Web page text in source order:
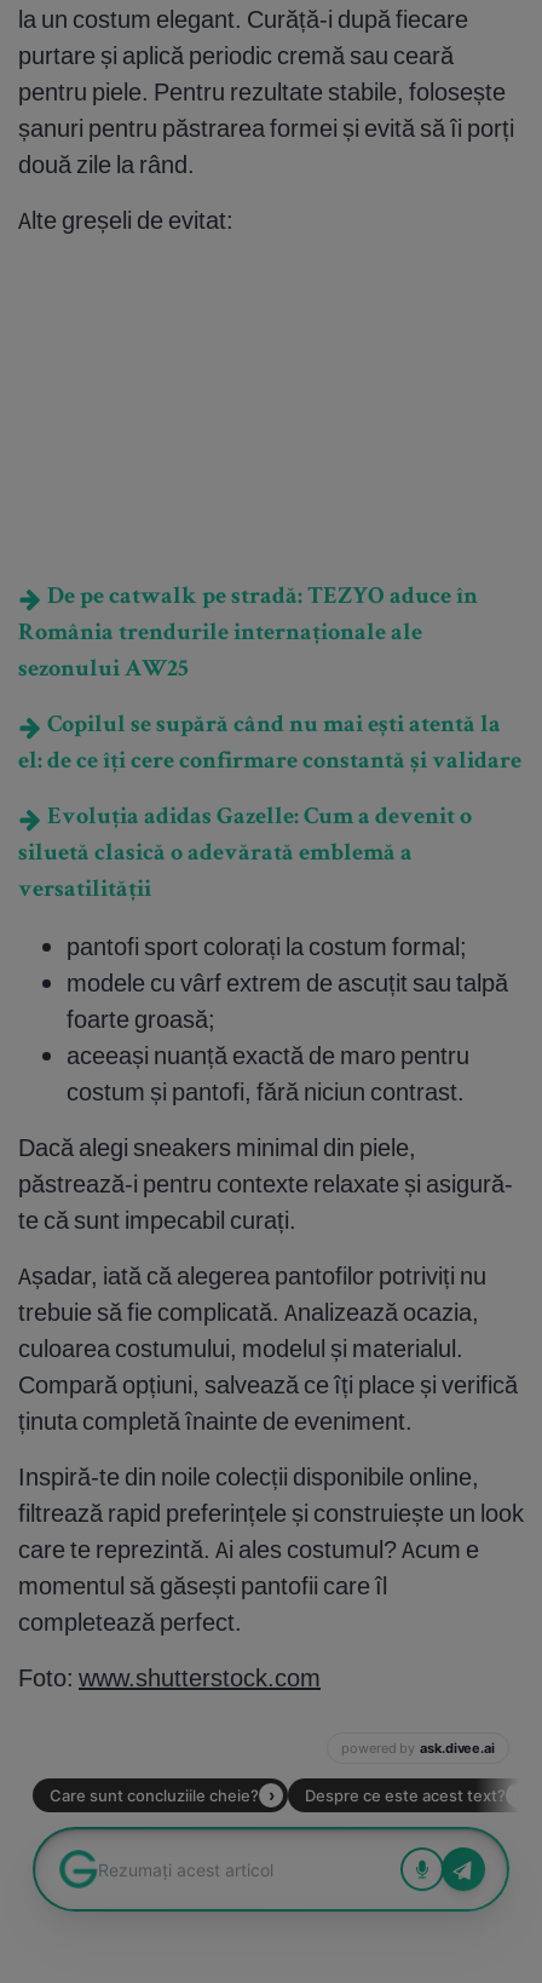
la un costum elegant. Curăță-i după fiecare
purtare și aplică periodic cremă sau ceară
pentru piele. Pentru rezultate stabile, folosește
șanuri pentru păstrarea formei și evită să îi porți
două zile la rând.
Alte greșeli de evitat:
De pe catwalk pe stradă: TEZYO aduce în
România trendurile internaționale ale
sezonului AW25
Copilul se supără când nu mai ești atentă la
el: de ce îți cere confirmare constantă și validare
Evoluția adidas Gazelle: Cum a devenit o
siluetă clasică o adevărată emblemă a
versatilității
pantofi sport colorați la costum formal;
modele cu vârf extrem de ascuțit sau talpă
foarte groasă;
aceeași nuanță exactă de maro pentru
costum și pantofi, fără niciun contrast.
Dacă alegi sneakers minimal din piele,
păstrează-i pentru contexte relaxate și asigură-
te că sunt impecabil curați.
Așadar, iată că alegerea pantofilor potriviți nu
trebuie să fie complicată. Analizează ocazia,
culoarea costumului, modelul și materialul.
Compară opțiuni, salvează ce îți place și verifică
ținuta completă înainte de eveniment.
Inspiră-te din noile colecții disponibile online,
filtrează rapid preferințele și construiește un look
care te reprezintă. Ai ales costumul? Acum e
momentul să găsești pantofii care îl
completează perfect.
Foto: www.shutterstock.com